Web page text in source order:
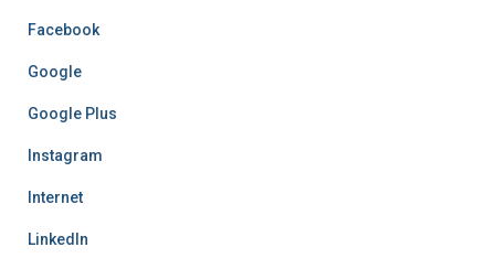
Facebook
Google
Google Plus
Instagram
Internet
LinkedIn